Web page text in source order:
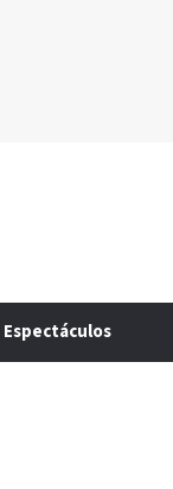
Espectáculos